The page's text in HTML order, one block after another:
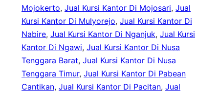
Mojokerto, Jual Kursi Kantor Di Mojosari, Jual
Kursi Kantor Di Mulyorejo, Jual Kursi Kantor Di
Nabire, Jual Kursi Kantor Di Nganjuk, Jual Kursi
Kantor Di Ngawi, Jual Kursi Kantor Di Nusa
Tenggara Barat, Jual Kursi Kantor Di Nusa
Tenggara Timur, Jual Kursi Kantor Di Pabean
Cantikan, Jual Kursi Kantor Di Pacitan, Jual